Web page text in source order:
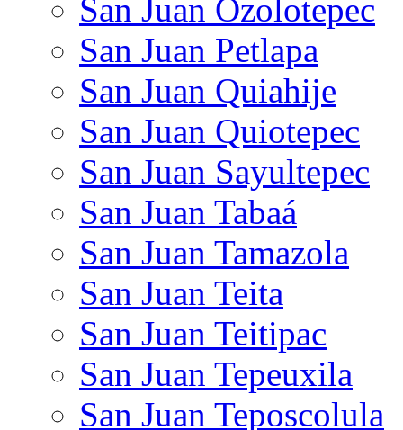
San Juan Ozolotepec
San Juan Petlapa
San Juan Quiahije
San Juan Quiotepec
San Juan Sayultepec
San Juan Tabaá
San Juan Tamazola
San Juan Teita
San Juan Teitipac
San Juan Tepeuxila
San Juan Teposcolula